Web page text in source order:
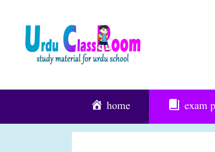
Content
home exam